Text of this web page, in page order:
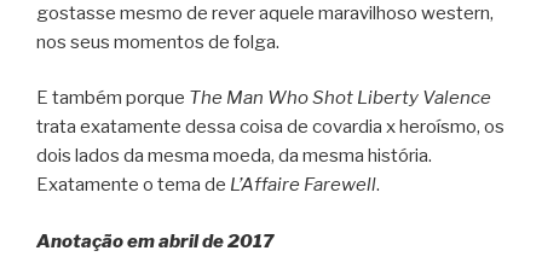
gostasse mesmo de rever aquele maravilhoso western,
nos seus momentos de folga.
E também porque The Man Who Shot Liberty Valence
trata exatamente dessa coisa de covardia x heroísmo, os
dois lados da mesma moeda, da mesma história.
Exatamente o tema de L’Affaire Farewell.
Anotação em abril de 2017